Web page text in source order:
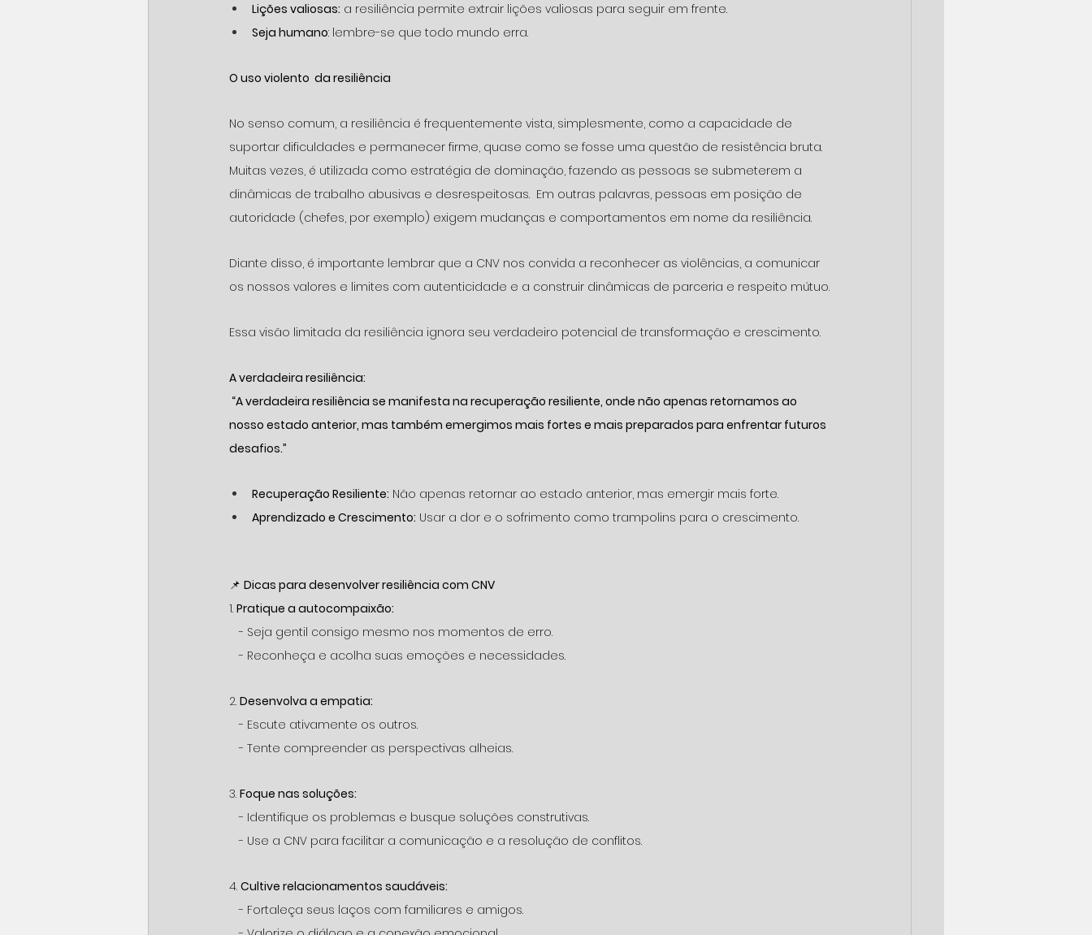
Lições valiosas: a resiliência permite extrair lições valiosas para seguir em frente.
Seja humano: lembre-se que todo mundo erra.
O uso violento  da resiliência
No senso comum, a resiliência é frequentemente vista, simplesmente, como a capacidade de
suportar dificuldades e permanecer firme, quase como se fosse uma questão de resistência bruta.
Muitas vezes, é utilizada como estratégia de dominação, fazendo as pessoas se submeterem a
dinâmicas de trabalho abusivas e desrespeitosas.  Em outras palavras, pessoas em posição de
autoridade (chefes, por exemplo) exigem mudanças e comportamentos em nome da resiliência.
Diante disso, é importante lembrar que a CNV nos convida a reconhecer as violências, a comunicar
os nossos valores e limites com autenticidade e a construir dinâmicas de parceria e respeito mútuo.
Essa visão limitada da resiliência ignora seu verdadeiro potencial de transformação e crescimento.
A verdadeira resiliência:
“A verdadeira resiliência se manifesta na recuperação resiliente, onde não apenas retornamos ao
nosso estado anterior, mas também emergimos mais fortes e mais preparados para enfrentar futuros
desafios.”
Recuperação Resiliente: Não apenas retornar ao estado anterior, mas emergir mais forte.
Aprendizado e Crescimento: Usar a dor e o sofrimento como trampolins para o crescimento.
📌 Dicas para desenvolver resiliência com CNV
1. Pratique a autocompaixão:
- Seja gentil consigo mesmo nos momentos de erro.
- Reconheça e acolha suas emoções e necessidades.
2. Desenvolva a empatia:
- Escute ativamente os outros.
- Tente compreender as perspectivas alheias.
3. Foque nas soluções:
- Identifique os problemas e busque soluções construtivas.
- Use a CNV para facilitar a comunicação e a resolução de conflitos.
4. Cultive relacionamentos saudáveis:
- Fortaleça seus laços com familiares e amigos.